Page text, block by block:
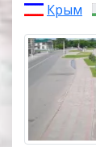
Крым